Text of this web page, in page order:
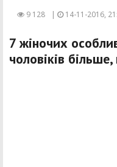
9 128 | 14-11-2016,
7 жіночих
чоловіків